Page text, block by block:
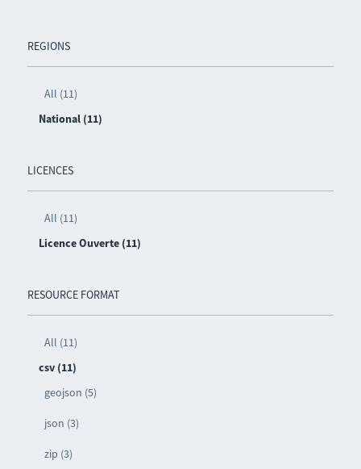
REGIONS
All (11)
National (11)
LICENCES
All (11)
Licence Ouverte (11)
RESOURCE FORMAT
All (11)
csv (11)
geojson (5)
json (3)
zip (3)